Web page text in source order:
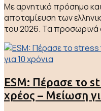
Με αρνητικό πρόσημο
αποταμίευση των
του 2026. Τα προσωρινά
ESM: Πέρασε το
χρέος – Μείωση